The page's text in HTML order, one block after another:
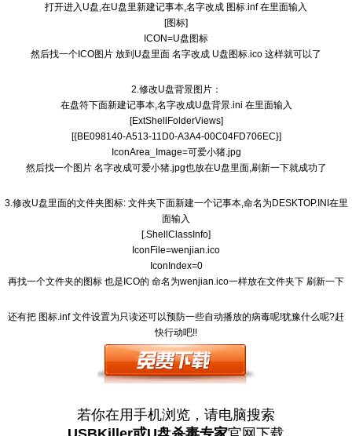
打开进入U盘,在U盘里新建记事本,名字改成 图标.inf 在里面输入
[图标]
ICON=U盘图标
然后找一个ICO图片 放到U盘里面 名字改成 U盘图标.ico 这样就可以了
2.修改U盘背景图片：
在盘符下面新建记事本,名字改成U盘背景.ini 在里面输入
[ExtShellFolderViews]
[{BE098140-A513-11D0-A3A4-00C04FD706EC}]
IconArea_Image=可爱小猪.jpg
然后找一个图片 名字改成可爱小猪.jpg也放在U盘里面,刷新一下就成功了
3.修改U盘里面的文件夹图标: 文件夹下面新建一个记事本,命名为DESKTOP.INI在里
面输入
[.ShellClassInfo]
IconFile=wenjian.ico
IconIndex=0
再找一个文件夹的图标 也是ICO的 命名为wenjian.ico一样放在文件夹下 刷新一下
还有把 图标.inf 文件设置为只读还可以预防一些自动播放的病毒呢!犹豫什么呢?赶
快行动吧!!
若你在用手机浏览，请电脑搜索